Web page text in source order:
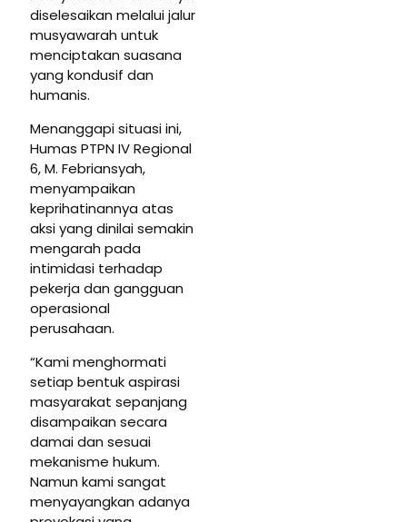
diselesaikan melalui jalur
musyawarah untuk
menciptakan suasana
yang kondusif dan
humanis.
Menanggapi situasi ini,
Humas PTPN IV Regional
6, M. Febriansyah,
menyampaikan
keprihatinannya atas
aksi yang dinilai semakin
mengarah pada
intimidasi terhadap
pekerja dan gangguan
operasional
perusahaan.
“Kami menghormati
setiap bentuk aspirasi
masyarakat sepanjang
disampaikan secara
damai dan sesuai
mekanisme hukum.
Namun kami sangat
menyayangkan adanya